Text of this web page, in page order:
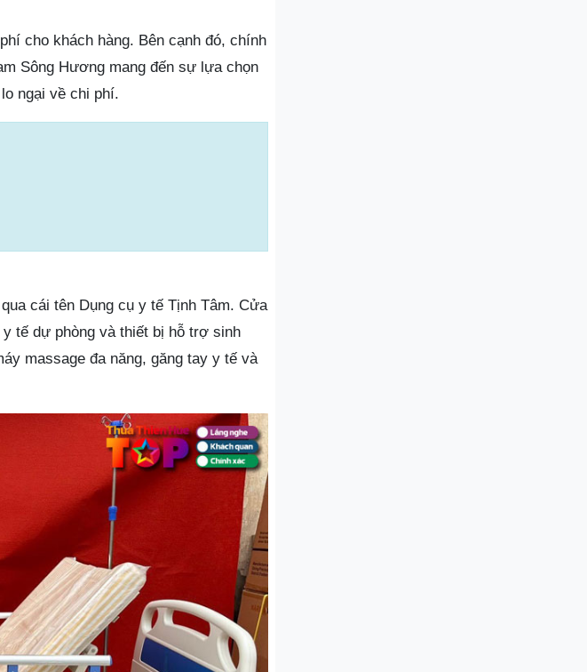
cho khách hàng. Bên cạnh đó, chính
Sông Hương mang đến sự lựa chọn
ngại về chi phí.
cái tên Dụng cụ y tế Tịnh Tâm. Cửa
tế dự phòng và thiết bị hỗ trợ sinh
massage đa năng, găng tay y tế và